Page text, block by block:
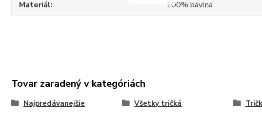
Materiál 100% bavlna
Tovar zaradený v kategóriách
Najpredávanejšie Všetky tričká